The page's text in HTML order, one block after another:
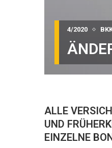
4/2020
ALLE
UND
EINZELNE